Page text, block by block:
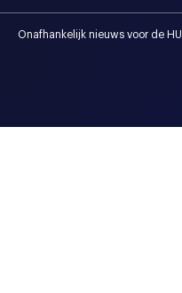
Onafhankelijk nieuws voor de HU